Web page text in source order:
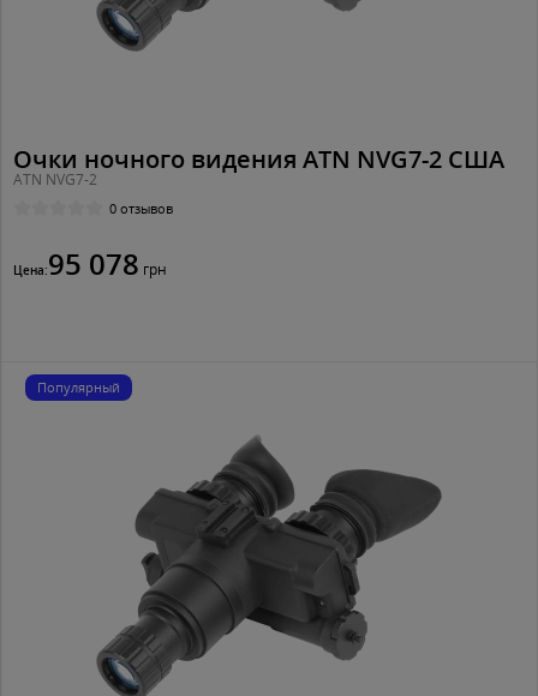
Очки ночного видения ATN NVG7-2 США
ATN NVG7-2
0 отзывов
Цена:95 078 грн
Популярный